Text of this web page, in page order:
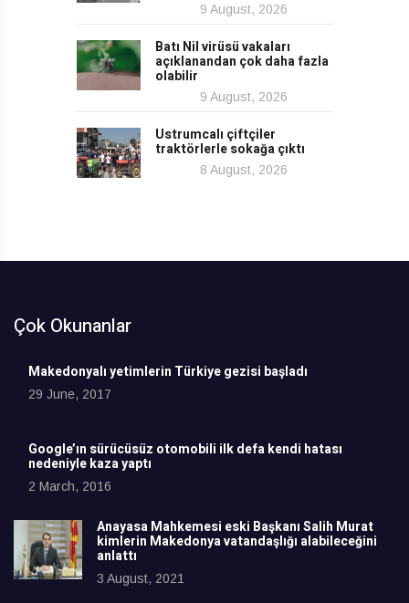
9 August, 2026
Batı Nil virüsü vakaları
açıklanandan çok daha fazla
olabilir
9 August, 2026
Ustrumcalı çiftçiler
traktörlerle sokağa çıktı
8 August, 2026
Çok Okunanlar
Makedonyalı yetimlerin Türkiye gezisi başladı
29 June, 2017
Google’ın sürücüsüz otomobili ilk defa kendi hatası
nedeniyle kaza yaptı
2 March, 2016
Anayasa Mahkemesi eski Başkanı Salih Murat
kimlerin Makedonya vatandaşlığı alabileceğini
anlattı
3 August, 2021